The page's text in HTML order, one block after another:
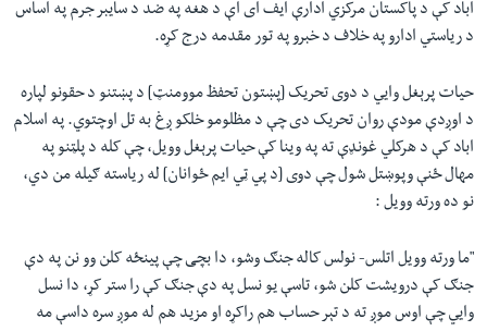
اباد کې د پاکستان مرکزي ادارې ایف ای اې د هغه په ضد د سایبر جرم په اساس
د ریاستي ادارو په خلاف د خبرو په تور مقدمه درج کړه.
حیات پرېغل وایي د دوی تحریک [پښتون تحفظ موومنټ] د پښتنو د حقونو لپاره
د اوږدې مودې روان تحریک دی چې د مظلومو خلکو ږغ به تل اوچتوي. په اسلام
اباد کې د هرکلي غونډې ته په وینا کې حیات پرېغل وویل، چې کله د پلټنو په
مهال ځنې وپوښتل شول چې دوی [د پي ټي ایم ځوانان] له ریاسته ګیله من دي،
نو ده ورته وویل :
"ما ورته وویل اتلس- نولس کاله جنګ وشو، دا بچی چې پینځه کلن وو نن په دې
جنګ کې درویشت کلن شو، تاسې یو نسل په دې جنګ کې را ستر کړ، دا نسل
وایي چې اوس موږ ته د تېر حساب هم راکړه او مزید هم له موږ سره داسې مه